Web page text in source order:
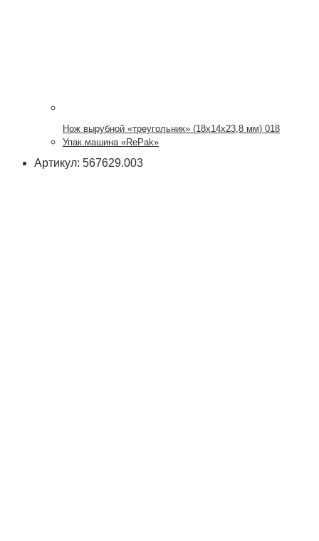
Нож вырубной «треугольник» (18х14х23,8 мм) 018
Упак.машина «RePak»
Артикул: 567629.003